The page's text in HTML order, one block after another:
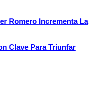
Romero Incrementa La
Clave Para Triunfar